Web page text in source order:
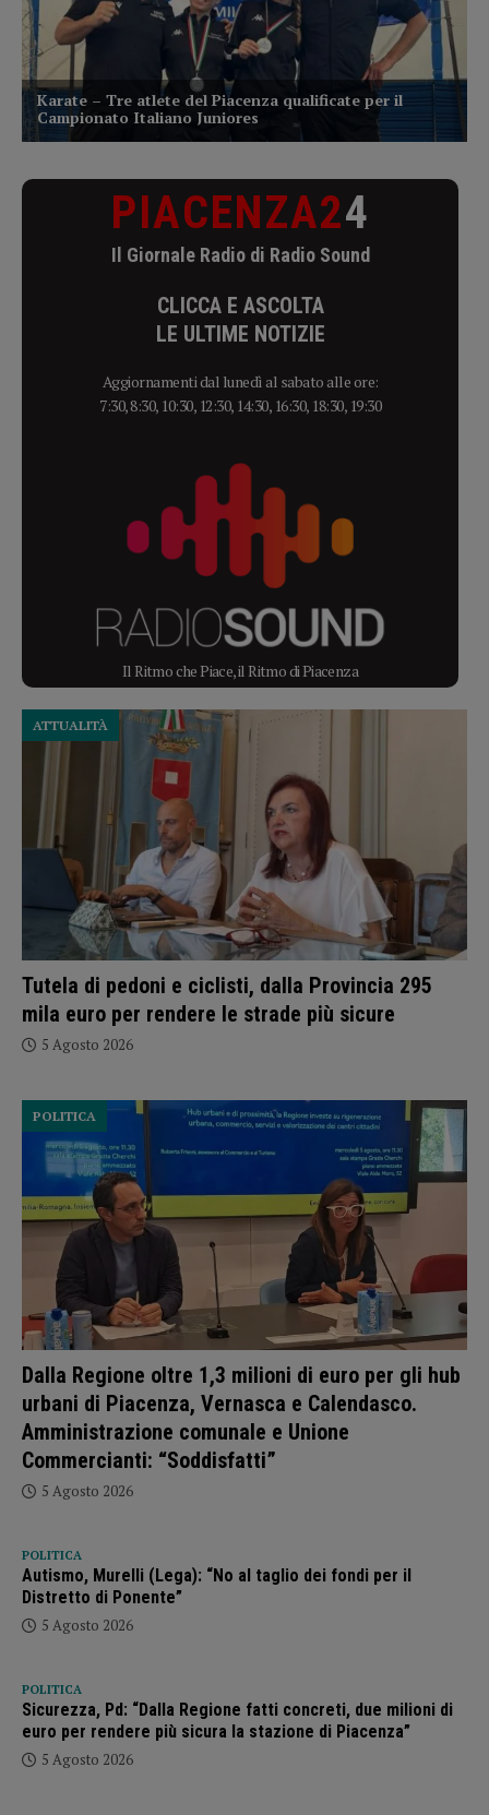
PIACENZA24
Il Giornale Radio di Radio Sound
CLICCA E ASCOLTA
LE ULTIME NOTIZIE
Aggiornamenti dal lunedì al sabato alle ore:
7:30, 8:30, 10:30, 12:30, 14:30, 16:30, 18:30, 19:30
Il Ritmo che Piace, il Ritmo di Piacenza
Tutela di pedoni e ciclisti, dalla Provincia 295
mila euro per rendere le strade più sicure
ATTUALITÀ
5 Agosto 2026
Dalla Regione oltre 1,3 milioni di euro per gli hub
urbani di Piacenza, Vernasca e Calendasco.
Amministrazione comunale e Unione
Commercianti: “Soddisfatti”
POLITICA
5 Agosto 2026
POLITICA
Autismo, Murelli (Lega): “No al taglio dei fondi per il
Distretto di Ponente”
5 Agosto 2026
POLITICA
Sicurezza, Pd: “Dalla Regione fatti concreti, due milioni di
euro per rendere più sicura la stazione di Piacenza”
5 Agosto 2026